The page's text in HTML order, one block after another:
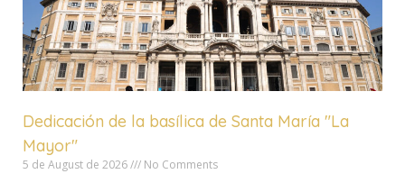
Dedicación de la basílica de Santa María "La
Mayor"
5 de August de 2026 No Comments